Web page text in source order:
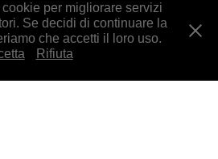
per migliorare servizi
Se decidi di continuare la
che accetti il loro uso.
Rifiuta